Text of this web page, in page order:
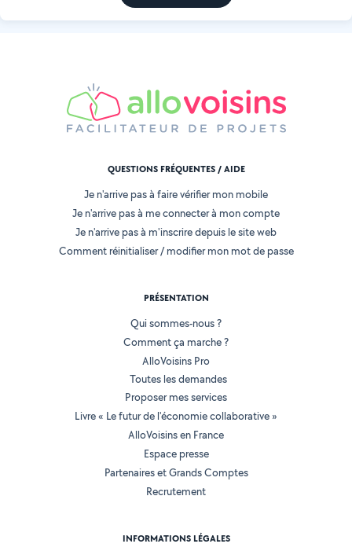
QUESTIONS FRÉQUENTES / AIDE
Je n'arrive pas à faire vérifier mon mobile
Je n'arrive pas à me connecter à mon compte
Je n'arrive pas à m'inscrire depuis le site web
Comment réinitialiser / modifier mon mot de passe
PRÉSENTATION
Qui sommes-nous ?
Comment ça marche ?
AlloVoisins Pro
Toutes les demandes
Proposer mes services
Livre « Le futur de l'économie collaborative »
AlloVoisins en France
Espace presse
Partenaires et Grands Comptes
Recrutement
INFORMATIONS LÉGALES